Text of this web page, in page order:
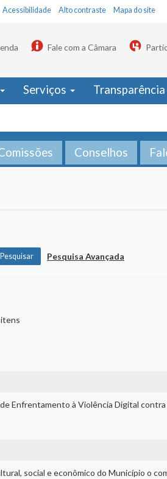
Acessibilidade Alto contraste Mapa do site
Fale com a Câmara
Serviços Transparência
Conselhos
Pesquisa Avançada
Enfrentamento à Violência Digital contra
social e econômico do Município o